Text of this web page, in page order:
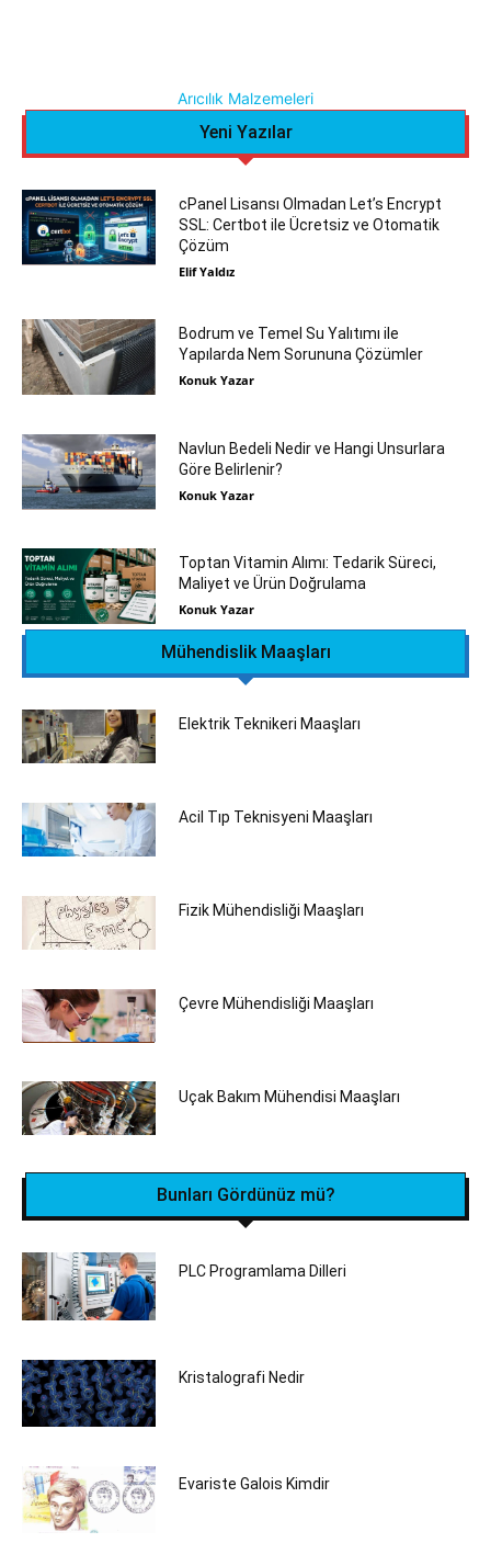
Arıcılık Malzemeleri
Yeni Yazılar
cPanel Lisansı Olmadan Let’s Encrypt
SSL: Certbot ile Ücretsiz ve Otomatik
Çözüm
Elif Yaldız
Bodrum ve Temel Su Yalıtımı ile
Yapılarda Nem Sorununa Çözümler
Konuk Yazar
Navlun Bedeli Nedir ve Hangi Unsurlara
Göre Belirlenir?
Konuk Yazar
Toptan Vitamin Alımı: Tedarik Süreci,
Maliyet ve Ürün Doğrulama
Konuk Yazar
Mühendislik Maaşları
Elektrik Teknikeri Maaşları
Acil Tıp Teknisyeni Maaşları
Fizik Mühendisliği Maaşları
Çevre Mühendisliği Maaşları
Uçak Bakım Mühendisi Maaşları
Bunları Gördünüz mü?
PLC Programlama Dilleri
Kristalografi Nedir
Evariste Galois Kimdir